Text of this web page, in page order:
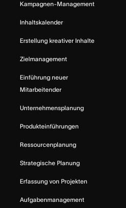
Kampagnen-Management
Inhaltskalender
Erstellung kreativer Inhalte
Zielmanagement
Einführung neuer
Mitarbeitender
Unternehmensplanung
Produkteinführungen
Ressourcenplanung
Strategische Planung
Erfassung von Projekten
Aufgabenmanagement